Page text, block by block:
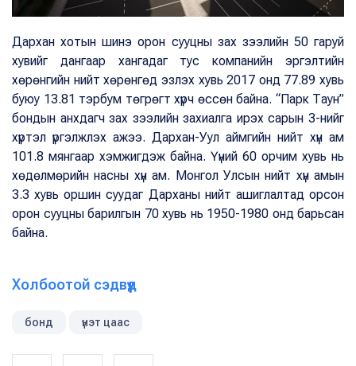
Дархан хотын шинэ орон сууцны зах зээлийн 50 гаруй
хувийг дангаар хангадаг тус компанийн эргэлтийн
хөрөнгийн нийт хөрөнгөд эзлэх хувь 2017 онд 77.89 хувь
буюу 13.81 тэрбум төгрөгт хүрч өссөн байна. “Парк Таун”
бондын анхдагч зах зээлийн захиалга ирэх сарын 3-нийг
хүртэл үргэлжлэх ажээ. Дархан-Уул аймгийн нийт хүн ам
101.8 мянгаар хэмжигдэж байна. Үүний 60 орчим хувь нь
хөдөлмөрийн насны хүн ам. Монгол Улсын нийт хүн амын
3.3 хувь оршин суудаг Дарханы нийт ашиглалтад орсон
орон сууцны барилгын 70 хувь нь 1950-1980 онд барьсан
байна.
Холбоотой сэдвүүд
бонд үнэт цаас